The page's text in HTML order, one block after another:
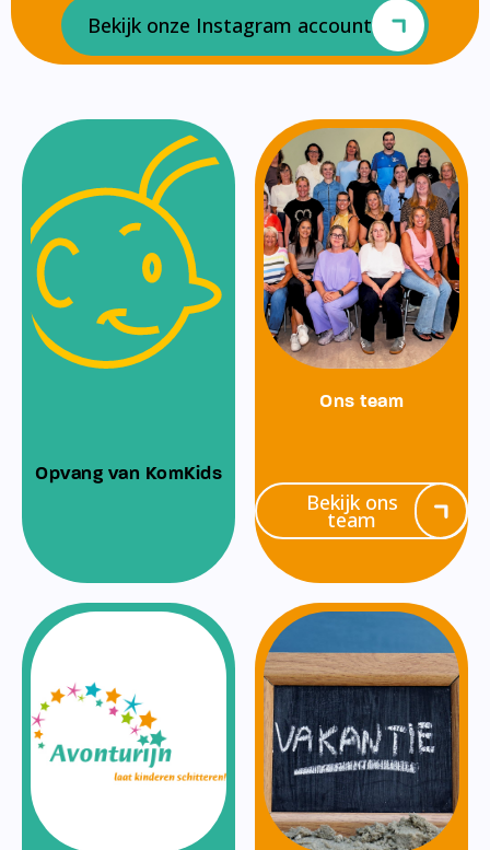
Bekijk onze Instagram account
Opvang van KomKids
Ons team
Bekijk ons
team